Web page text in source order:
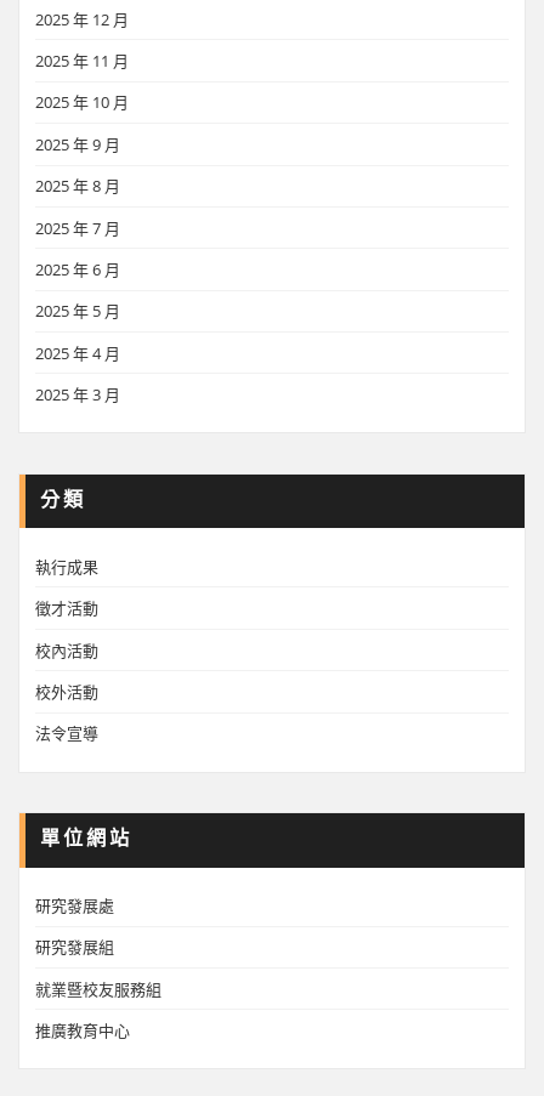
2025 年 12 月
2025 年 11 月
2025 年 10 月
2025 年 9 月
2025 年 8 月
2025 年 7 月
2025 年 6 月
2025 年 5 月
2025 年 4 月
2025 年 3 月
分類
執行成果
徵才活動
校內活動
校外活動
法令宣導
單位網站
研究發展處
研究發展組
就業暨校友服務組
推廣教育中心